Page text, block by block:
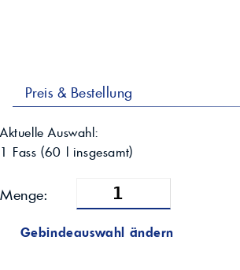
Preis & Bestellung
Aktuelle Auswahl:
1 Fass (60 l insgesamt)
Menge:
Gebindeauswahl ändern